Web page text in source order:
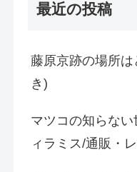
最近の投稿
藤原京跡の場所
き)
マツコの知らな
ィラミス/通販・